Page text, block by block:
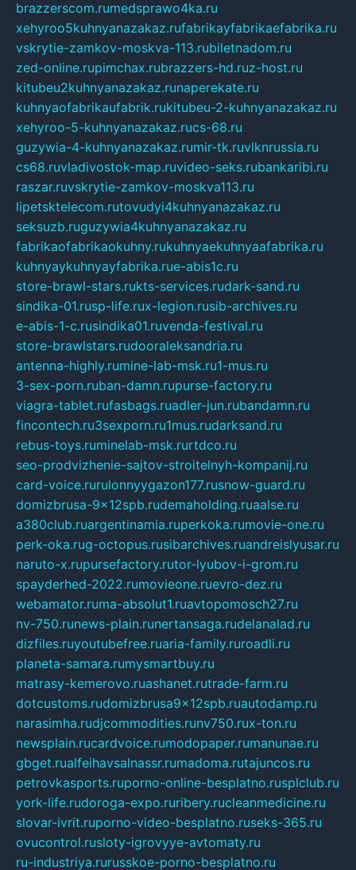
brazzerscom.rumedsprawo4ka.ru
xehyroo5kuhnyanazakaz.rufabrikayfabrikaefabrika.ru
vskrytie-zamkov-moskva-113.rubiletnadom.ru
zed-online.rupimchax.rubrazzers-hd.ruz-host.ru
kitubeu2kuhnyanazakaz.runaperekate.ru
kuhnyaofabrikaufabrik.rukitubeu-2-kuhnyanazakaz.ru
xehyroo-5-kuhnyanazakaz.rucs-68.ru
guzywia-4-kuhnyanazakaz.rumir-tk.ruvlknrussia.ru
cs68.ruvladivostok-map.ruvideo-seks.rubankaribi.ru
raszar.ruvskrytie-zamkov-moskva113.ru
lipetsktelecom.rutovudyi4kuhnyanazakaz.ru
seksuzb.ruguzywia4kuhnyanazakaz.ru
fabrikaofabrikaokuhny.rukuhnyaekuhnyaafabrika.ru
kuhnyaykuhnyayfabrika.rue-abis1c.ru
store-brawl-stars.rukts-services.rudark-sand.ru
sindika-01.rusp-life.rux-legion.rusib-archives.ru
e-abis-1-c.rusindika01.ruvenda-festival.ru
store-brawlstars.rudooraleksandria.ru
antenna-highly.rumine-lab-msk.ru1-mus.ru
3-sex-porn.ruban-damn.rupurse-factory.ru
viagra-tablet.rufasbags.ruadler-jun.rubandamn.ru
fincontech.ru3sexporn.ru1mus.rudarksand.ru
rebus-toys.ruminelab-msk.rurtdco.ru
seo-prodvizhenie-sajtov-stroitelnyh-kompanij.ru
card-voice.rurulonnyygazon177.rusnow-guard.ru
domizbrusa-9x12spb.rudemaholding.ruaalse.ru
a380club.ruargentinamia.ruperkoka.rumovie-one.ru
perk-oka.rug-octopus.rusibarchives.ruandreislyusar.ru
naruto-x.rupursefactory.rutor-lyubov-i-grom.ru
spayderhed-2022.rumovieone.ruevro-dez.ru
webamator.ruma-absolut1.ruavtopomosch27.ru
nv-750.runews-plain.runertansaga.rudelanalad.ru
dizfiles.ruyoutubefree.ruaria-family.ruroadli.ru
planeta-samara.rumysmartbuy.ru
matrasy-kemerovo.ruashanet.rutrade-farm.ru
dotcustoms.rudomizbrusa9x12spb.ruautodamp.ru
narasimha.rudjcommodities.runv750.rux-ton.ru
newsplain.rucardvoice.rumodopaper.rumanunae.ru
gbget.rualfeihavsalnassr.rumadoma.rutajuncos.ru
petrovkasports.ruporno-online-besplatno.rusplclub.ru
york-life.rudoroga-expo.ruribery.rucleanmedicine.ru
slovar-ivrit.ruporno-video-besplatno.ruseks-365.ru
ovucontrol.rusloty-igrovyye-avtomaty.ru
ru-industriya.rurusskoe-porno-besplatno.ru